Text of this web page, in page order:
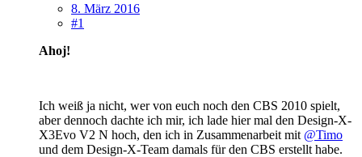
8. März 2016
#1
Ahoj!
Ich weiß ja nicht, wer von euch noch den CBS 2010 spielt,
aber dennoch dachte ich mir, ich lade hier mal den Design-X-
X3Evo V2 N hoch, den ich in Zusammenarbeit mit @Timo
und dem Design-X-Team damals für den CBS erstellt habe.